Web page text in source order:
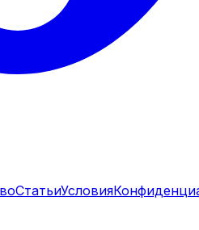
СтатьиУсловия